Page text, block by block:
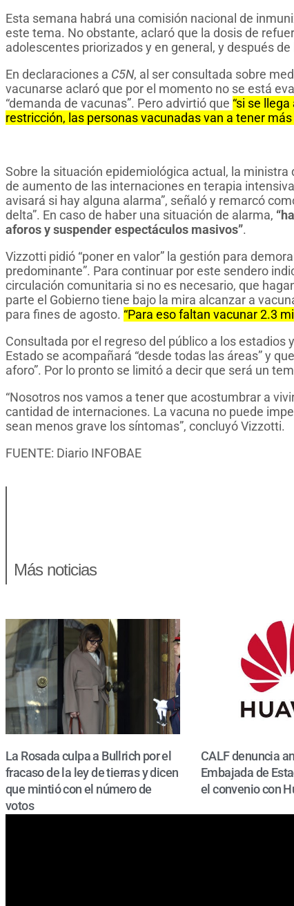
Esta semana habrá una comisión nacional de
este tema. No obstante, aclaró que la dosis de
adolescentes priorizados y en general, y después
En declaraciones a C5N, al ser consultada sobre
vacunarse aclaró que por el momento no se está
“demanda de vacunas”. Pero advirtió que “si se
restricción, las personas vacunadas van a tener
Sobre la situación epidemiológica actual, la ministra
de aumento de las internaciones en terapia
avisará si hay alguna alarma”, señaló y remarcó
delta”. En caso de haber una situación de alarma,
aforos y suspender espectáculos masivos”.
Vizzotti pidió “poner en valor” la gestión para
predominante”. Para continuar por este sendero
circulación comunitaria si no es necesario, que
parte el Gobierno tiene bajo la mira alcanzar a
para fines de agosto. “Para eso faltan vacunar 2.3
Consultada por el regreso del público a los estadios
Estado se acompañará “desde todas las áreas” y
aforo”. Por lo pronto se limitó a decir que será un
“Nosotros nos vamos a tener que acostumbrar a
cantidad de internaciones. La vacuna no puede
sean menos grave los síntomas”, concluyó Vizzotti.
FUENTE: Diario INFOBAE
Más noticias
La Rosada culpa a Bullrich por el
fracaso de la ley de tierras y dicen
que mintió con el número de
votos
CALF denuncia
Embajada de
el convenio con